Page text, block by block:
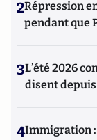
2Répression
pendant que
3L’été 2026
disent
4Immigration